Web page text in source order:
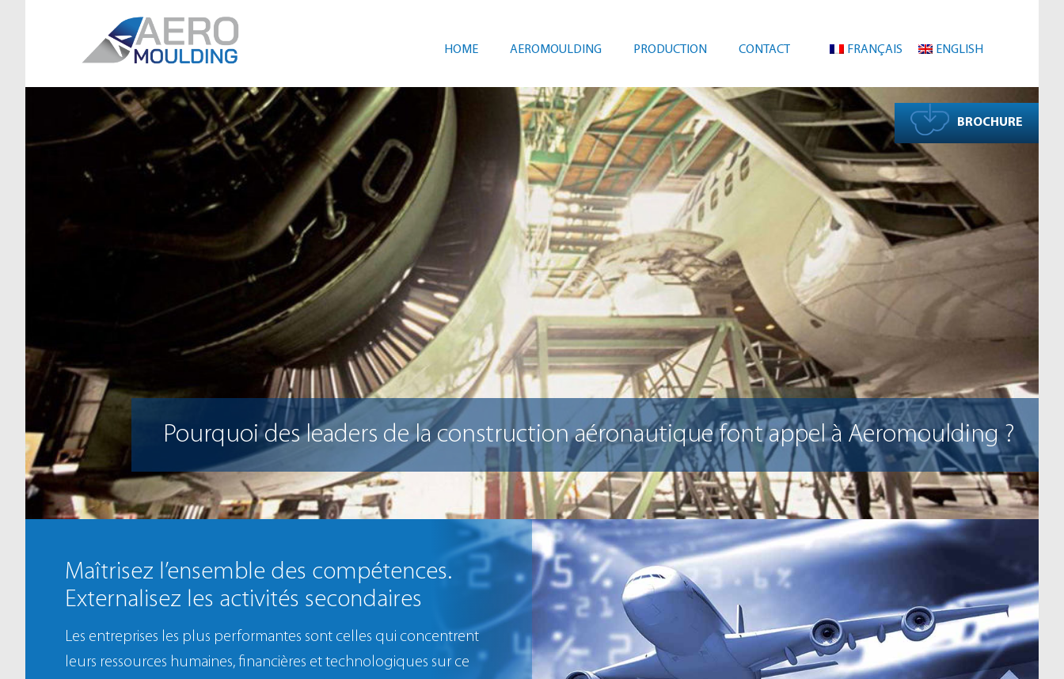
HOME AEROMOULDING PRODUCTION CONTACT FRANÇAIS ENGLISH
BROCHURE
Pourquoi des leaders de la construction aéronautique font appel à Aeromoulding ?
Maîtrisez l’ensemble des compétences.
Externalisez les activités secondaires
Les entreprises les plus performantes sont celles qui concentrent
leurs ressources humaines, financières et technologiques sur ce